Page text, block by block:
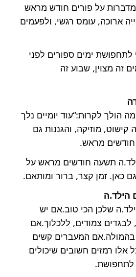
על פורים חודש מראש
ארוכה, עומס רגשי, ולפעמים
ימים ספורים לפני
זה מצוין, שבוע זה
הולך לקרות:“עוד יומיים נלך
קישוט, מוזיקה, והגננות גם
מראש.
תשעה חודשים מראש על
כאן. זמן קצר, ברור ומותאם.
הילד.ה
שלכן הכי טוב.אם יש
לבגדים צמודים, ללכלוך.אם
בהמולה.אם המעברים קשים
אלו רמזים חשובים שיכולים
לתחפושת.